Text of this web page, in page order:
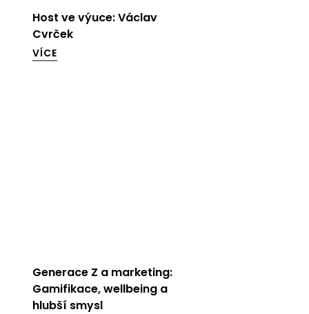
Host ve výuce: Václav
Cvrček
VÍCE
Generace Z a marketing:
Gamifikace, wellbeing a
hlubší smysl